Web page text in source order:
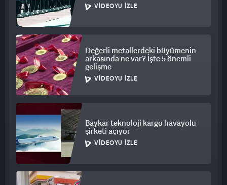
VIDEOYU İZLE
Değerli metallerdeki büyümenin
arkasında ne var? İşte 5 önemli
gelişme
VIDEOYU İZLE
Baykar teknoloji kargo havayolu
şirketi açıyor
VIDEOYU İZLE